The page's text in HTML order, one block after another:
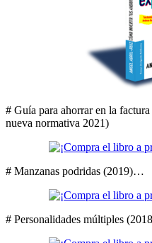
# Guía para ahorrar en la
nueva normativa 2021)
# Manzanas podridas (2019)…
# Personalidades múltiples